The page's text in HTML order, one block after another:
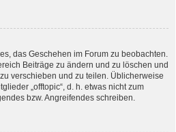
das Geschehen im Forum zu beobachten.
Beiträge zu ändern und zu löschen und
verschieben und zu teilen. Üblicherweise
„offtopic“, d. h. etwas nicht zum
bzw. Angreifendes schreiben.